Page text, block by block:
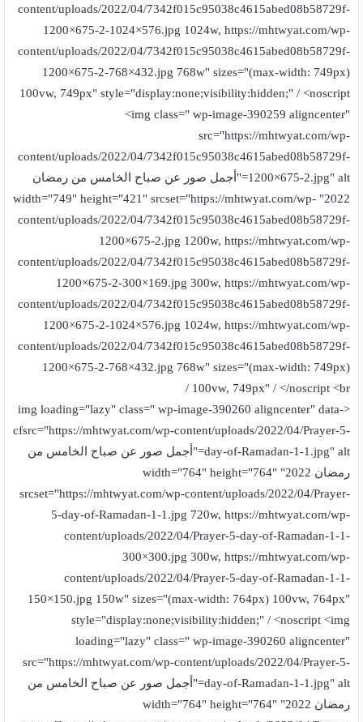
content/uploads/2022/04/7342f015c95038c4615abed08b58729f-
1200×675-2-1024×576.jpg 1024w, https://mhtwyat.com/wp-
content/uploads/2022/04/7342f015c95038c4615abed08b58729f-
1200×675-2-768×432.jpg 768w" sizes="(max-width: 749px)
100vw, 749px" style="display:none;visibility:hidden;" / <noscript
<img class=" wp-image-390259 aligncenter"
src="https://mhtwyat.com/wp-
content/uploads/2022/04/7342f015c95038c4615abed08b58729f-
1200×675-2.jpg" alt="أجمل صور عن صباح الخامس من رمضان
2022" width="749" height="421" srcset="https://mhtwyat.com/wp-
content/uploads/2022/04/7342f015c95038c4615abed08b58729f-
1200×675-2.jpg 1200w, https://mhtwyat.com/wp-
content/uploads/2022/04/7342f015c95038c4615abed08b58729f-
1200×675-2-300×169.jpg 300w, https://mhtwyat.com/wp-
content/uploads/2022/04/7342f015c95038c4615abed08b58729f-
1200×675-2-1024×576.jpg 1024w, https://mhtwyat.com/wp-
content/uploads/2022/04/7342f015c95038c4615abed08b58729f-
1200×675-2-768×432.jpg 768w" sizes="(max-width: 749px)
100vw, 749px" / </noscript <br /
<img loading="lazy" class=" wp-image-390260 aligncenter" data-
cfsrc="https://mhtwyat.com/wp-content/uploads/2022/04/Prayer-5-
day-of-Ramadan-1-1.jpg" alt="أجمل صور عن صباح الخامس من
رمضان 2022" width="764" height="764"
srcset="https://mhtwyat.com/wp-content/uploads/2022/04/Prayer-
5-day-of-Ramadan-1-1.jpg 720w, https://mhtwyat.com/wp-
content/uploads/2022/04/Prayer-5-day-of-Ramadan-1-1-
300×300.jpg 300w, https://mhtwyat.com/wp-
content/uploads/2022/04/Prayer-5-day-of-Ramadan-1-1-
150×150.jpg 150w" sizes="(max-width: 764px) 100vw, 764px"
style="display:none;visibility:hidden;" / <noscript <img
loading="lazy" class=" wp-image-390260 aligncenter"
src="https://mhtwyat.com/wp-content/uploads/2022/04/Prayer-5-
day-of-Ramadan-1-1.jpg" alt="أجمل صور عن صباح الخامس من
رمضان 2022" width="764" height="764"